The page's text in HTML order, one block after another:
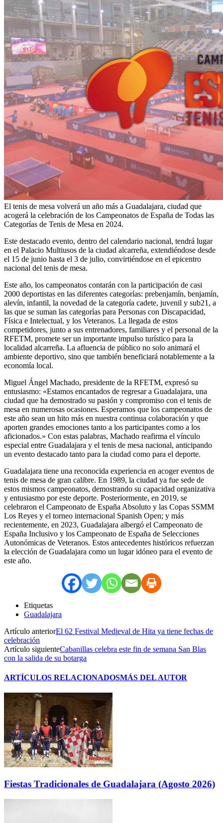
El tenis de mesa volverá un año más a Guadalajara, ciudad que
acogerá la celebración de los Campeonatos de España de Todas las
Categorías de Tenis de Mesa en 2024.
Este destacado evento, dentro del calendario nacional, tendrá lugar
en el Palacio Multiusos de la ciudad alcarreña, extendiéndose desde
el 15 de junio hasta el 3 de julio, convirtiéndose en el epicentro
nacional del tenis de mesa.
Este año, los campeonatos contarán con la participación de casi
2000 deportistas en las diferentes categorías: prebenjamín, benjamín,
alevín, infantil, la novedad de la categoría cadete, juvenil y sub21, a
las que se suman las categorías para Personas con Discapacidad,
Física e Intelectual, y los Veteranos. La llegada de estos
competidores, junto a sus entrenadores, familiares y el personal de la
RFETM, promete ser un importante impulso turístico para la
localidad alcarreña. La afluencia de público no solo animará el
ambiente deportivo, sino que también beneficiará notablemente a la
economía local.
Miguel Ángel Machado, presidente de la RFETM, expresó su
entusiasmo: «Estamos encantados de regresar a Guadalajara, una
ciudad que ha demostrado su pasión y compromiso con el tenis de
mesa en numerosas ocasiones. Esperamos que los campeonatos de
este año sean un hito más en nuestra continua colaboración y que
aporten grandes emociones tanto a los participantes como a los
aficionados.» Con estas palabras, Machado reafirma el vínculo
especial entre Guadalajara y el tenis de mesa nacional, anticipando
un evento destacado tanto para la ciudad como para el deporte.
Guadalajara tiene una reconocida experiencia en acoger eventos de
tenis de mesa de gran calibre. En 1989, la ciudad ya fue sede de
estos mismos campeonatos, demostrando su capacidad organizativa
y entusiasmo por este deporte. Posteriormente, en 2019, se
celebraron el Campeonato de España Absoluto y las Copas SSMM
Los Reyes y el torneo internacional Spanish Open; y más
recientemente, en 2023, Guadalajara albergó el Campeonato de
España Inclusivo y los Campeonato de España de Selecciones
Autonómicas de Veteranos. Estos antecedentes históricos refuerzan
la elección de Guadalajara como un lugar idóneo para el evento de
este año.
Etiquetas
Guadalajara
Artículo anteriorEl 62 Festival Medieval de Hita ya tiene fechas de
celebración
Artículo siguienteCabanillas celebra este fin de semana San Blas
con la salida de su botarga
ARTÍCULOS RELACIONADOSMÁS DEL AUTOR
Fiestas Tradicionales de Guadalajara (Agosto 2026)